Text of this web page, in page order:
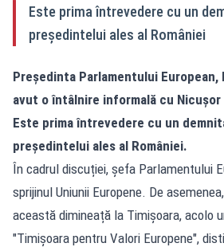
Este prima întrevedere cu un
președintelui ales al României
Președinta Parlamentului European,
avut o întâlnire informală cu Nicușor
Este prima întrevedere cu un
președintelui ales al României.
În cadrul discuției, șefa Parlamentului
sprijinul Uniunii Europene. De
această dimineață la Timișoara, acolo
"Timișoara pentru Valori Europene",